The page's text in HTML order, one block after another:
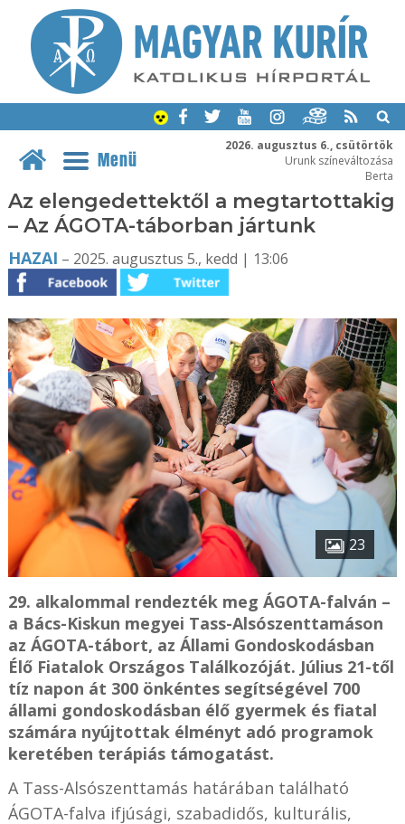
2026. augusztus 6., csütörtök
Urunk színeváltozása
Berta
Menü
Az elengedettektől a megtartottakig
– Az ÁGOTA-táborban jártunk
HAZAI – 2025. augusztus 5., kedd | 13:06
23
29. alkalommal rendezték meg ÁGOTA-falván –
a Bács-Kiskun megyei Tass-Alsószenttamáson
az ÁGOTA-tábort, az Állami Gondoskodásban
Élő Fiatalok Országos Találkozóját. Július 21-től
tíz napon át 300 önkéntes segítségével 700
állami gondoskodásban élő gyermek és fiatal
számára nyújtottak élményt adó programok
keretében terápiás támogatást.
A Tass-Alsószenttamás határában található
ÁGOTA-falva ifjúsági, szabadidős, kulturális,